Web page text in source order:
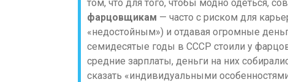
том, что для того, чтобы модно одеться,
фарцовщикам — часто с риском для
«недостойным») и отдавая огромные
семидесятые годы в СССР стоили у
средние зарплаты, деньги на них
сказать «индивидуальными